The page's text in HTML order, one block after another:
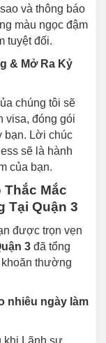
và thông báo
màu ngọc đậm
tuyệt đối.
& Mở Ra Kỷ
chúng tôi sẽ
visa, đóng gói
bạn. Lời chúc
sẽ là hành
của bạn.
Thắc Mắc
Tại Quận 3
được trọn vẹn
3 đã tổng
thường
nhiêu ngày làm
khi Lãnh sự